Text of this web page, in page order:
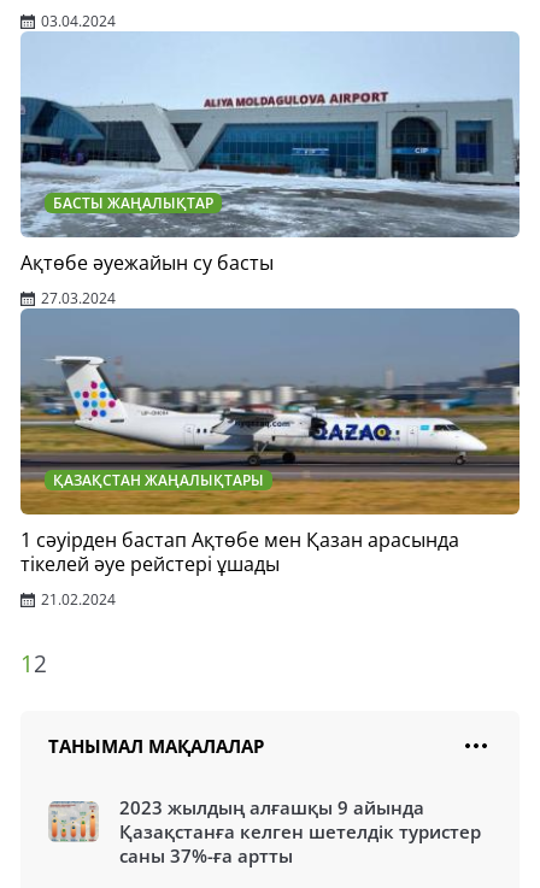
03.04.2024
БАСТЫ ЖАҢАЛЫҚТАР
Ақтөбе әуежайын су басты
27.03.2024
ҚАЗАҚСТАН ЖАҢАЛЫҚТАРЫ
1 сәуірден бастап Ақтөбе мен Қазан арасында
тікелей әуе рейстері ұшады
21.02.2024
12
ТАНЫМАЛ МАҚАЛАЛАР
2023 жылдың алғашқы 9 айында
Қазақстанға келген шетелдік туристер
саны 37%-ға артты